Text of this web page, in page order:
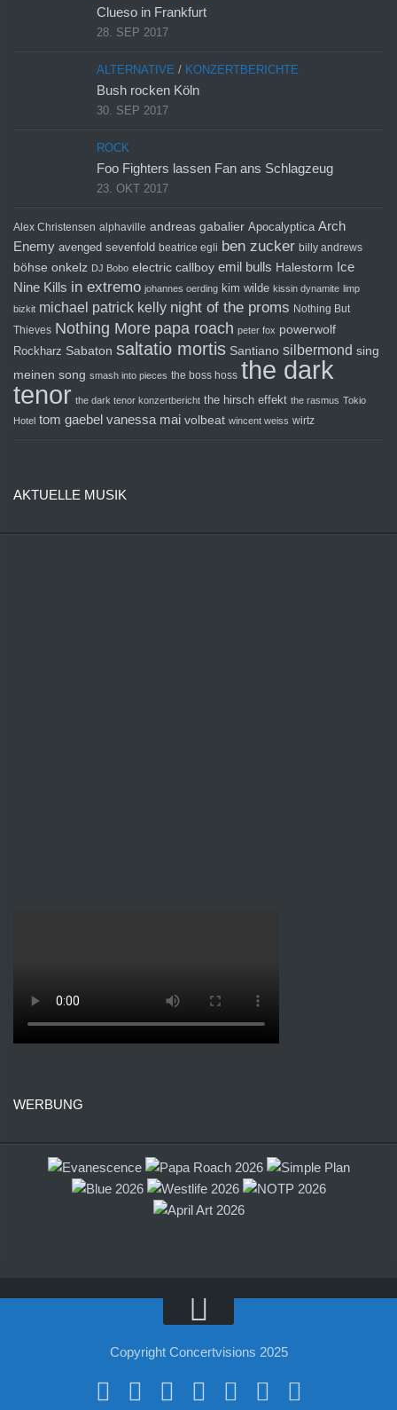
Clueso in Frankfurt
28. SEP 2017
ALTERNATIVE / KONZERTBERICHTE
Bush rocken Köln
30. SEP 2017
ROCK
Foo Fighters lassen Fan ans Schlagzeug
23. OKT 2017
Alex Christensen alphaville andreas gabalier Apocalyptica Arch
Enemy avenged sevenfold beatrice egli ben zucker billy andrews
böhse onkelz DJ Bobo electric callboy emil bulls Halestorm Ice
Nine Kills in extremo johannes oerding kim wilde kissin dynamite limp
bizkit michael patrick kelly night of the proms Nothing But
Thieves Nothing More papa roach peter fox powerwolf
Rockharz Sabaton saltatio mortis Santiano silbermond sing
meinen song smash into pieces the boss hoss the dark
tenor the dark tenor konzertbericht the hirsch effekt the rasmus Tokio
Hotel tom gaebel vanessa mai volbeat wincent weiss wirtz
AKTUELLE MUSIK
WERBUNG
Copyright Concertvisions 2025